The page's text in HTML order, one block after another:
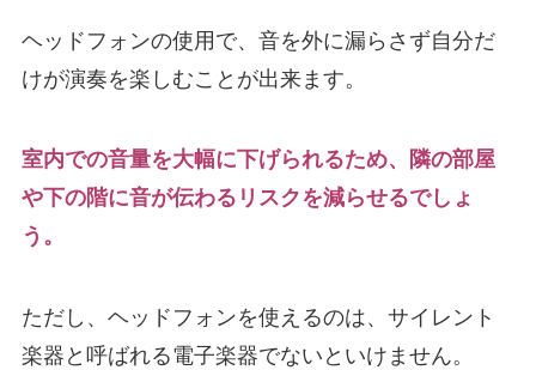
ヘッドフォンの使用で、音を外に漏らさず自分だ
けが演奏を楽しむことが出来ます。
室内での音量を大幅に下げられるため、隣の部屋
や下の階に音が伝わるリスクを減らせるでしょ
う。
ただし、ヘッドフォンを使えるのは、サイレント
楽器と呼ばれる電子楽器でないといけません。